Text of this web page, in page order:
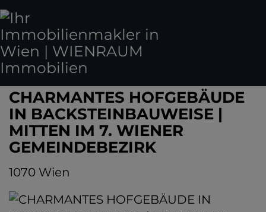
CHARMANTES HOFGEBÄUDE
IN BACKSTEINBAUWEISE |
MITTEN IM 7. WIENER
GEMEINDEBEZIRK
1070 Wien